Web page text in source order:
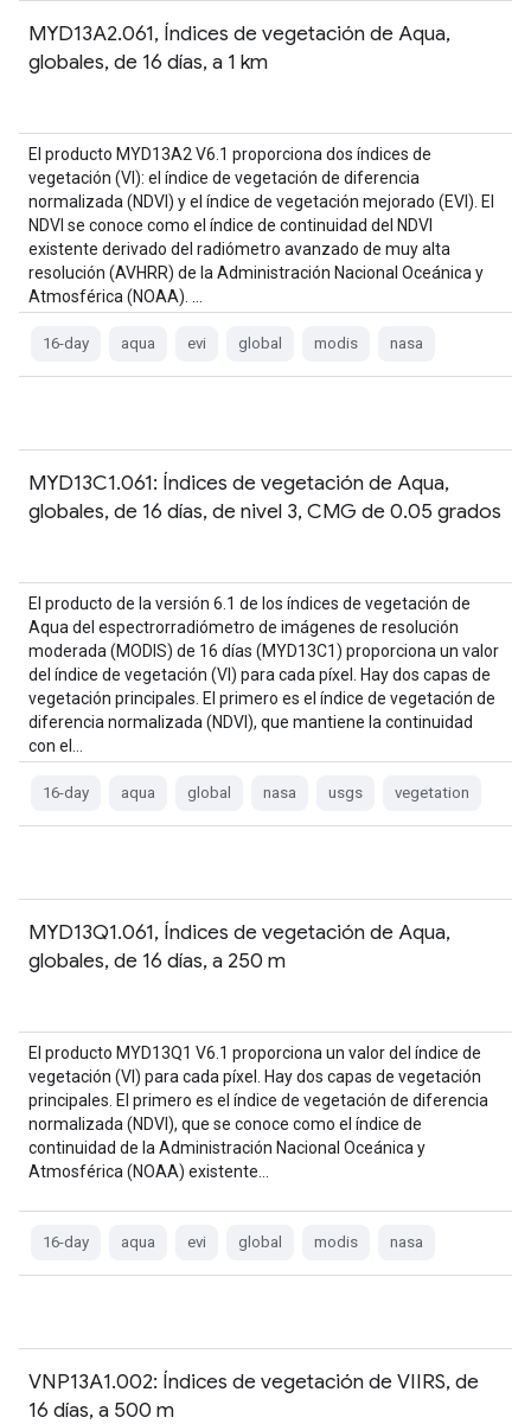
MYD13A2.061, Índices de vegetación de Aqua,
globales, de 16 días, a 1 km
El producto MYD13A2 V6.1 proporciona dos índices de
vegetación (VI): el índice de vegetación de diferencia
normalizada (NDVI) y el índice de vegetación mejorado (EVI). El
NDVI se conoce como el índice de continuidad del NDVI
existente derivado del radiómetro avanzado de muy alta
resolución (AVHRR) de la Administración Nacional Oceánica y
Atmosférica (NOAA). …
16-day aqua evi global modis nasa
MYD13C1.061: Índices de vegetación de Aqua,
globales, de 16 días, de nivel 3, CMG de 0.05 grados
El producto de la versión 6.1 de los índices de vegetación de
Aqua del espectrorradiómetro de imágenes de resolución
moderada (MODIS) de 16 días (MYD13C1) proporciona un valor
del índice de vegetación (VI) para cada píxel. Hay dos capas de
vegetación principales. El primero es el índice de vegetación de
diferencia normalizada (NDVI), que mantiene la continuidad
con el…
16-day aqua global nasa usgs vegetation
MYD13Q1.061, Índices de vegetación de Aqua,
globales, de 16 días, a 250 m
El producto MYD13Q1 V6.1 proporciona un valor del índice de
vegetación (VI) para cada píxel. Hay dos capas de vegetación
principales. El primero es el índice de vegetación de diferencia
normalizada (NDVI), que se conoce como el índice de
continuidad de la Administración Nacional Oceánica y
Atmosférica (NOAA) existente…
16-day aqua evi global modis nasa
VNP13A1.002: Índices de vegetación de VIIRS, de
16 días, a 500 m